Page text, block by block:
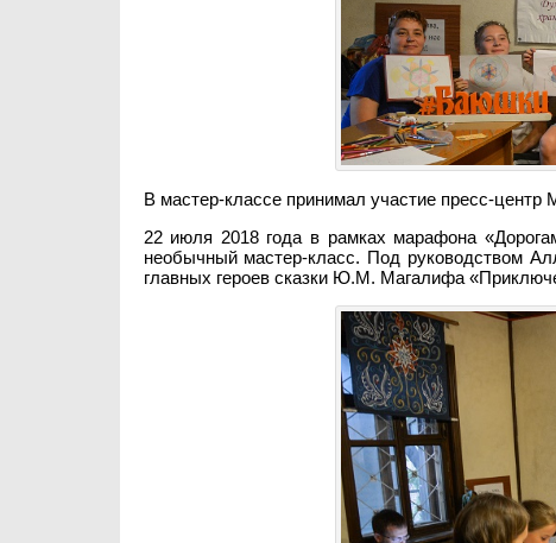
В мастер-классе принимал участие пресс-
22 июля 2018 года в рамках марафона
необычный мастер-класс. Под руководством
главных героев сказки Ю.М. Магалифа